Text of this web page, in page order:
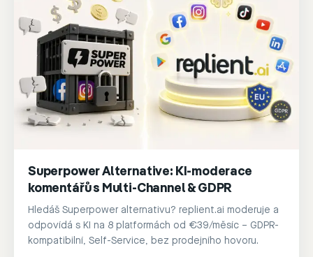
Superpower Alternative: KI-moderace
komentářů s Multi-Channel & GDPR
Hledáš Superpower alternativu? replient.ai moderuje a
odpovídá s KI na 8 platformách od €39/měsíc – GDPR-
kompatibilní, Self-Service, bez prodejního hovoru.